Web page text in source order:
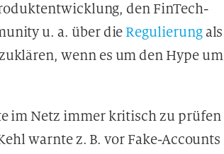
den FinTech-
u. a. über die Regulierungals
wenn es um den Hype um
im Netz immer kritisch zu prüfen
warnte z. B. vor Fake-Accounts